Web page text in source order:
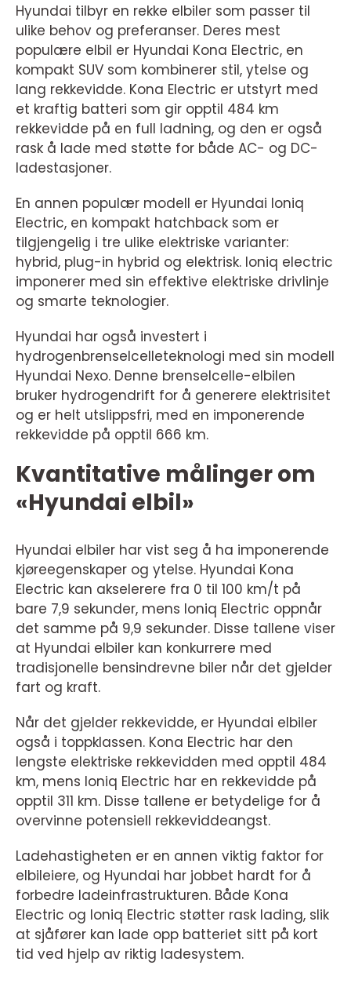
Hyundai tilbyr en rekke elbiler som passer til
ulike behov og preferanser. Deres mest
populære elbil er Hyundai Kona Electric, en
kompakt SUV som kombinerer stil, ytelse og
lang rekkevidde. Kona Electric er utstyrt med
et kraftig batteri som gir opptil 484 km
rekkevidde på en full ladning, og den er også
rask å lade med støtte for både AC- og DC-
ladestasjoner.
En annen populær modell er Hyundai Ioniq
Electric, en kompakt hatchback som er
tilgjengelig i tre ulike elektriske varianter:
hybrid, plug-in hybrid og elektrisk. Ioniq electric
imponerer med sin effektive elektriske drivlinje
og smarte teknologier.
Hyundai har også investert i
hydrogenbrenselcelleteknologi med sin modell
Hyundai Nexo. Denne brenselcelle-elbilen
bruker hydrogendrift for å generere elektrisitet
og er helt utslippsfri, med en imponerende
rekkevidde på opptil 666 km.
Kvantitative målinger om
«Hyundai elbil»
Hyundai elbiler har vist seg å ha imponerende
kjøreegenskaper og ytelse. Hyundai Kona
Electric kan akselerere fra 0 til 100 km/t på
bare 7,9 sekunder, mens Ioniq Electric oppnår
det samme på 9,9 sekunder. Disse tallene viser
at Hyundai elbiler kan konkurrere med
tradisjonelle bensindrevne biler når det gjelder
fart og kraft.
Når det gjelder rekkevidde, er Hyundai elbiler
også i toppklassen. Kona Electric har den
lengste elektriske rekkevidden med opptil 484
km, mens Ioniq Electric har en rekkevidde på
opptil 311 km. Disse tallene er betydelige for å
overvinne potensiell rekkeviddeangst.
Ladehastigheten er en annen viktig faktor for
elbileiere, og Hyundai har jobbet hardt for å
forbedre ladeinfrastrukturen. Både Kona
Electric og Ioniq Electric støtter rask lading, slik
at sjåfører kan lade opp batteriet sitt på kort
tid ved hjelp av riktig ladesystem.